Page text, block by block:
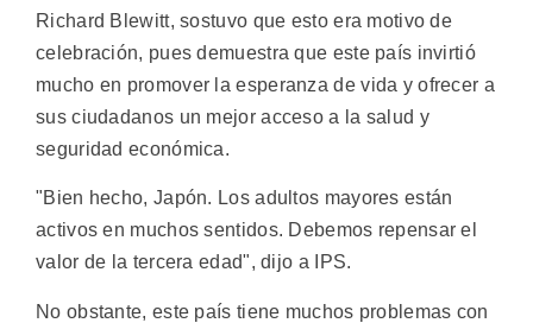
Richard Blewitt, sostuvo que esto era motivo de
celebración, pues demuestra que este país invirtió
mucho en promover la esperanza de vida y ofrecer a
sus ciudadanos un mejor acceso a la salud y
seguridad económica.
"Bien hecho, Japón. Los adultos mayores están
activos en muchos sentidos. Debemos repensar el
valor de la tercera edad", dijo a IPS.
No obstante, este país tiene muchos problemas con